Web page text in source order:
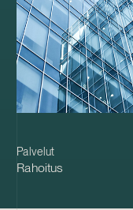
Palvelut
Rahoitus